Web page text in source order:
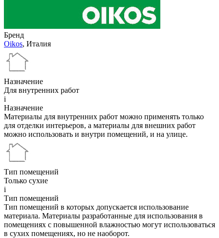
Бренд
Oikos, Италия
Назначение
Для внутренних работ
i
Назначение
Материалы для внутренних работ можно применять только
для отделки интерьеров, а материалы для внешних работ
можно использовать и внутри помещений, и на улице.
Тип помещений
Только сухие
i
Тип помещений
Тип помещений в которых допускается использование
материала. Материалы разработанные для использования в
помещениях с повышенной влажностью могут использоваться
в сухих помещениях, но не наоборот.